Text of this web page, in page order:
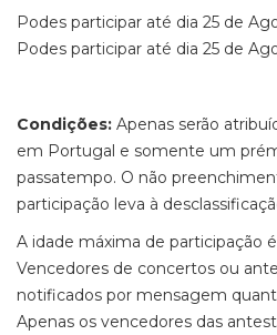
Podes participar até dia 25 de
Podes participar até dia 25 de
Condições: Apenas serão
em Portugal e somente um
passatempo. O não
participação leva à
A idade máxima de participação
Vencedores de concertos ou
notificados por mensagem
Apenas os vencedores das